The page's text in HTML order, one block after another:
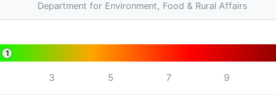
Department for Environment, Food & Rural Affairs
1
3 5 7 9